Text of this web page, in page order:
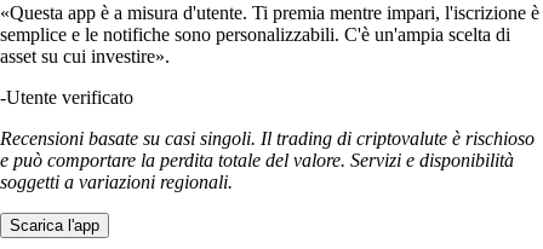
«Questa app è a misura d'utente. Ti premia mentre impari, l'iscrizione è
semplice e le notifiche sono personalizzabili. C'è un'ampia scelta di
asset su cui investire».
-Utente verificato
Recensioni basate su casi singoli. Il trading di criptovalute è rischioso
e può comportare la perdita totale del valore. Servizi e disponibilità
soggetti a variazioni regionali.
Scarica l'app